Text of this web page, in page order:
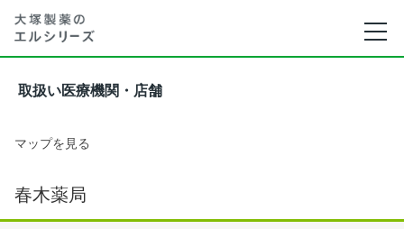
取扱い医療機関・店舗
マップを見る
春木薬局